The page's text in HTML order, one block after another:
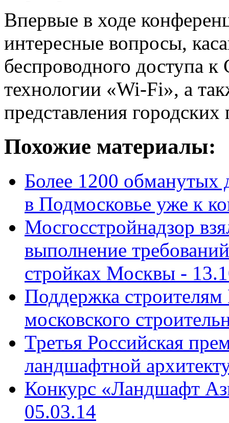
Впервые в ходе
интересные вопросы,
беспроводного доступа
технологии «Wi-Fi», а
представления
Похожие материалы:
Более 1200 обманутых
в Подмосковье уже к
Мосгосстройнадзор
выполнение
стройках Москвы -
Поддержка
московского
Третья Российская
ландшафтной
Конкурс «Ландшафт
05.03.14